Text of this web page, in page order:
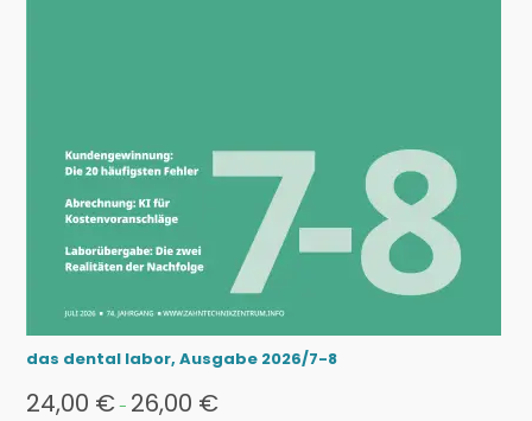
das dental labor, Ausgabe 2026/7-8
24,00 €- 26,00 €